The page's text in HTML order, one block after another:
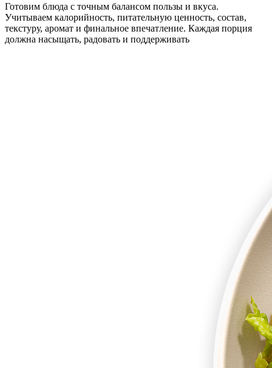
Готовим блюда с точным балансом пользы и вкуса.
Учитываем калорийность, питательную ценность, состав,
текстуру, аромат и финальное впечатление. Каждая порция
должна насыщать, радовать и поддерживать